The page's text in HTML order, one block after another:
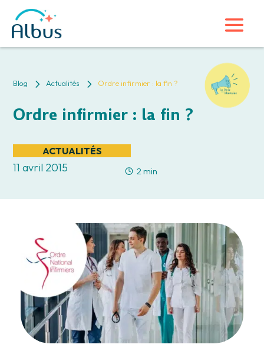
Blog 5 Actualités 5 Ordre infirmier : la fin ?
Ordre infirmier : la fin ?
ACTUALITÉS
11 avril 2015 2 min